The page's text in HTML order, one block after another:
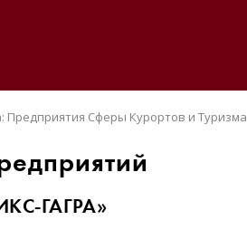
Предприятия Сферы Курортов и Туризма
ГАГРА»